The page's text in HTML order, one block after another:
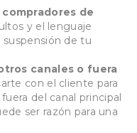
de
y el lenguaje
de tu
canales o fuera
con el cliente para
del canal principal
ser razón para una